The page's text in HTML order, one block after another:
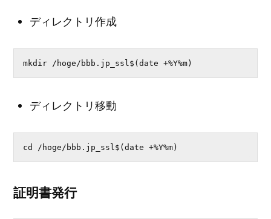
ディレクトリ作成
mkdir /hoge/bbb.jp_ssl$(date +%Y%m)
ディレクトリ移動
cd /hoge/bbb.jp_ssl$(date +%Y%m)
証明書発行